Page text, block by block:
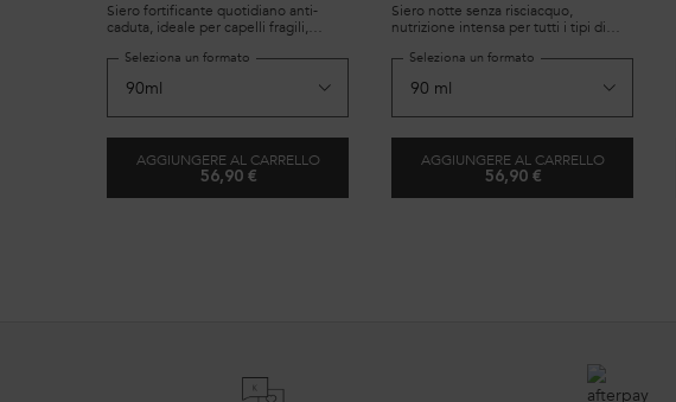
Siero fortificante quotidiano anti-
caduta, ideale per capelli fragili,
dalla rottura.
Seleziona un formato
AGGIUNGERE AL CARRELLO
56,90 €
Siero notte senza risciacquo,
nutrizione intensa per tutti i tipi di
protezione dal crespo, per capelli più
Seleziona un formato
AGGIUNGERE AL CARRELLO
56,90 €